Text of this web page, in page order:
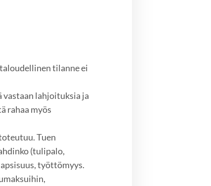
tilanne ei
lahjoituksia ja
rahaa myös
Tuen
(tulipalo,
työttömyys.